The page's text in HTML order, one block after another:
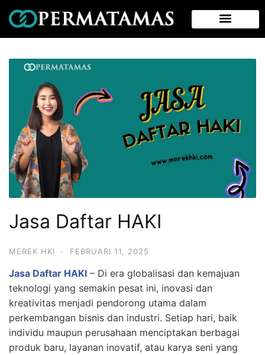
Jasa Daftar HAKI
MEREK HKI · FEBRUARI 11, 2025
Jasa Daftar HAKI – Di era globalisasi dan kemajuan
teknologi yang semakin pesat ini, inovasi dan
kreativitas menjadi pendorong utama dalam
perkembangan bisnis dan industri. Setiap hari, baik
individu maupun perusahaan menciptakan berbagai
produk baru, layanan inovatif, atau karya seni yang